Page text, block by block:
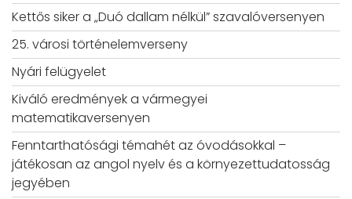
Kettős siker a „Duó dallam nélkül” szavalóversenyen
25. városi történelemverseny
Nyári felügyelet
Kiváló eredmények a vármegyei
matematikaversenyen
Fenntarthatósági témahét az óvodásokkal –
játékosan az angol nyelv és a környezettudatosság
jegyében